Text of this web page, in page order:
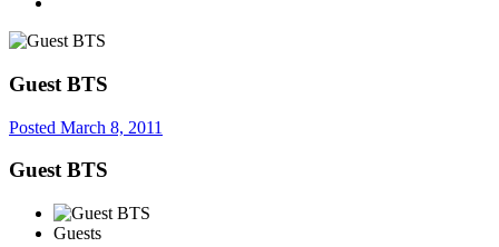
Guest BTS
Posted March 8, 2011
Guest BTS
Guests